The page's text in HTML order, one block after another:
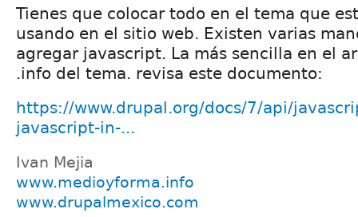
Tienes que colocar todo en el tema que
usando en el sitio web. Existen varias
agregar javascript. La más sencilla en el
.info del tema. revisa este documento:
https://www.drupal.org/docs/7/api/
javascript-in-...
Ivan Mejia
www.medioyforma.info
www.drupalmexico.com